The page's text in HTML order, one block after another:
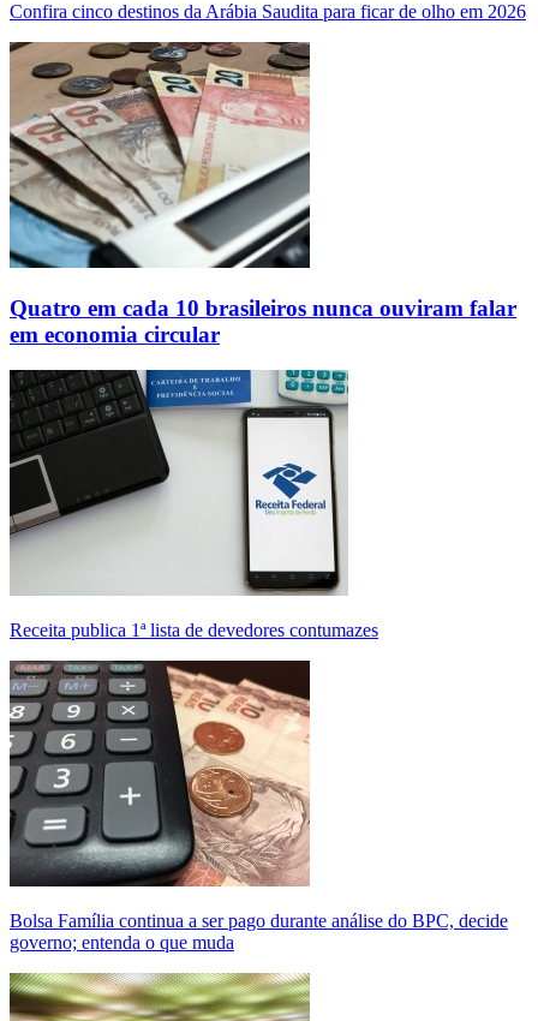
Confira cinco destinos da Arábia Saudita para ficar de olho em 2026
Quatro em cada 10 brasileiros nunca ouviram falar
em economia circular
Receita publica 1ª lista de devedores contumazes
Bolsa Família continua a ser pago durante análise do BPC, decide
governo; entenda o que muda